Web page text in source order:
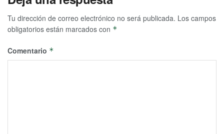
Tu dirección de correo electrónico no será publicada. Los campos
obligatorios están marcados con *
Comentario *